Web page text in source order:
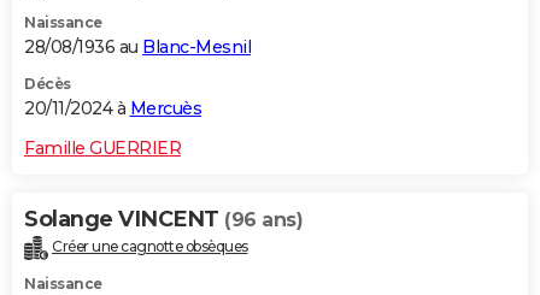
Naissance
28/08/1936 au Blanc-Mesnil
Décès
20/11/2024 à Mercuès
Famille GUERRIER
Solange VINCENT (96 ans)
Créer une cagnotte obsèques
Naissance